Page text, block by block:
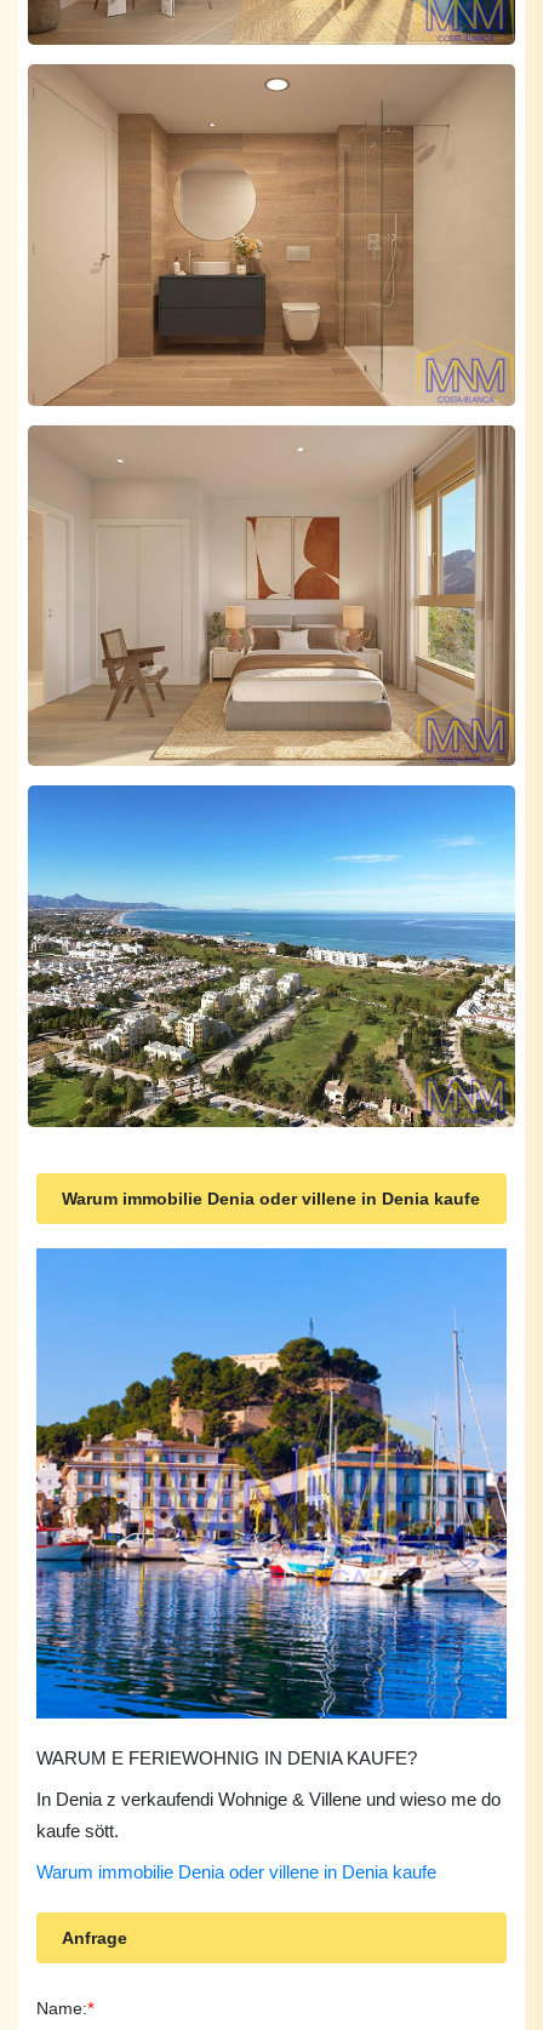
Warum immobilie Denia oder villene in Denia kaufe
WARUM E FERIEWOHNIG IN DENIA KAUFE?
In Denia z verkaufendi Wohnige & Villene und wieso me do
kaufe sött.
Warum immobilie Denia oder villene in Denia kaufe
Anfrage
Name:*